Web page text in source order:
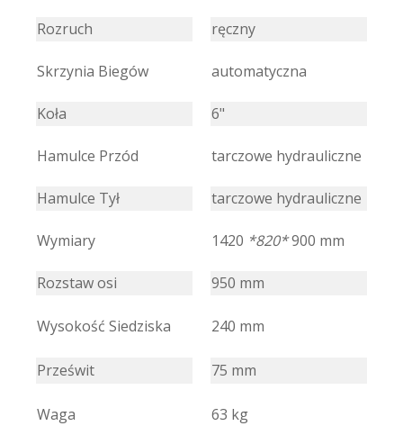
Rozruch ręczny
Skrzynia Biegów automatyczna
Koła 6"
Hamulce Przód tarczowe hydrauliczne
Hamulce Tył tarczowe hydrauliczne
Wymiary 1420 *820*900 mm
Rozstaw osi 950 mm
Wysokość Siedziska 240 mm
Prześwit 75 mm
Waga 63 kg